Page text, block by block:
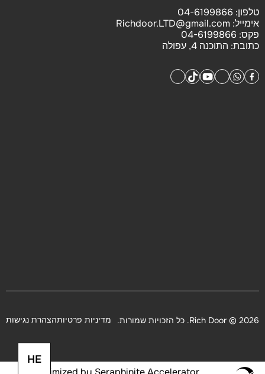
טלפון: 04-6199866
אימייל: Richdoor.LTD@gmail.com
פקס: 04-6199866
כתובת: התוכנה 4, עפולה
2026 © Rich Door. כל הזכויות שמורות. מדיניות פרטיותהצהרת נגישות
HE